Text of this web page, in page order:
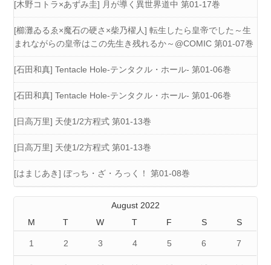
[木野コトラ×あずみ圭] 月が導く異世界道中 第01-17巻
[櫛灘ゐるゑ×魔石の硬さ×柴乃櫂人] 転生したら皇帝でした～生
まれながらの皇帝はこの先生き残れるか～@COMIC 第01-07巻
[石田和真] Tentacle Hole-テンタクル・ホール- 第01-06巻
[石田和真] Tentacle Hole-テンタクル・ホール- 第01-06巻
[日高万里] 天使1/2方程式 第01-13巻
[日高万里] 天使1/2方程式 第01-13巻
[はまじあき] ぼっち・ざ・ろっく！ 第01-08巻
August 2022
M
T W T F S S
1 2 3 4 5 6 7